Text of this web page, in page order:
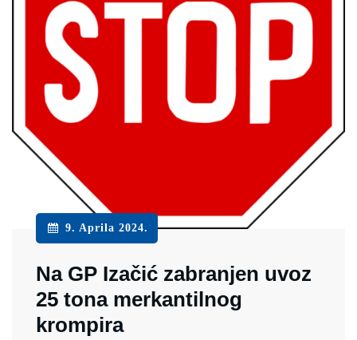
9. Aprila 2024.
Na GP Izačić zabranjen uvoz
25 tona merkantilnog
krompira